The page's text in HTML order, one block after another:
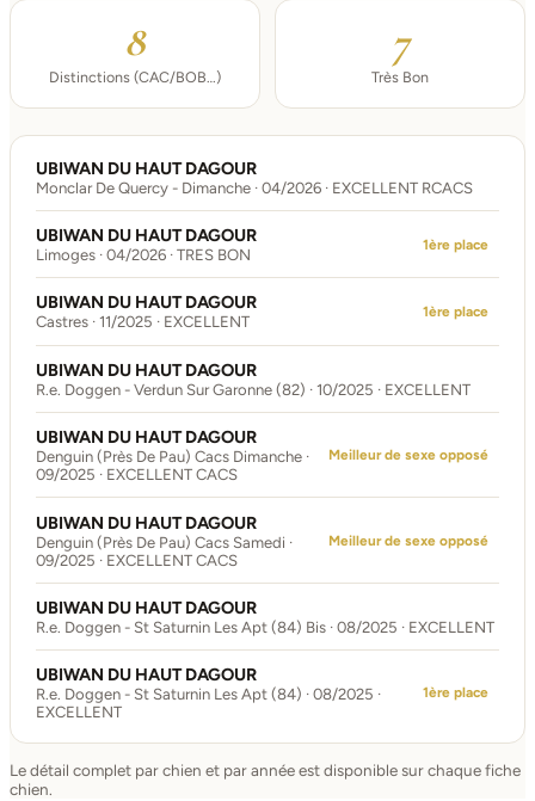
8
Distinctions (CAC/BOB…)
7
Très Bon
UBIWAN DU HAUT DAGOUR
Monclar De Quercy - Dimanche · 04/2026 · EXCELLENT RCACS
UBIWAN DU HAUT DAGOUR
Limoges · 04/2026 · TRES BON
1ère place
UBIWAN DU HAUT DAGOUR
Castres · 11/2025 · EXCELLENT
1ère place
UBIWAN DU HAUT DAGOUR
R.e. Doggen - Verdun Sur Garonne (82) · 10/2025 · EXCELLENT
UBIWAN DU HAUT DAGOUR
Denguin (Près De Pau) Cacs Dimanche ·
09/2025 · EXCELLENT CACS
Meilleur de sexe opposé
UBIWAN DU HAUT DAGOUR
Denguin (Près De Pau) Cacs Samedi ·
09/2025 · EXCELLENT CACS
Meilleur de sexe opposé
UBIWAN DU HAUT DAGOUR
R.e. Doggen - St Saturnin Les Apt (84) Bis · 08/2025 · EXCELLENT
UBIWAN DU HAUT DAGOUR
R.e. Doggen - St Saturnin Les Apt (84) · 08/2025 ·
EXCELLENT
1ère place
Le détail complet par chien et par année est disponible sur chaque fiche
chien.